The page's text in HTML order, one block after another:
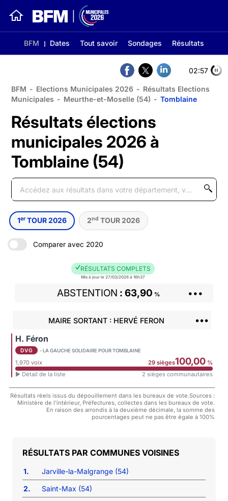
BFM Dates Tout savoir Sondages Résultats
02:56
BFM - Elections Municipales 2026 - Résultats Elections
Municipales - Meurthe-et-Moselle (54) - Tomblaine
Résultats élections
municipales 2026 à
Tomblaine (54)
1er TOUR 2026 2nd TOUR 2026
Comparer avec 2020
RÉSULTATS COMPLETS
Mis à jour le 27/03/2026 à 16h37
ABSTENTION 63,90 % •••
MAIRE SORTANT : HERVÉ FERON •••
H. Féron
DVG - LA GAUCHE SOLIDAIRE POUR TOMBLAINE
1,970 voix 29 sièges100,00%
► Détail de la liste
2 sièges communautaires
Résultats réels issus du dépouillement dans les bureaux de vote.Sources :
Ministère de l'intérieur, Préfectures, collectes dans les bureaux de vote.
En raison des arrondis à la deuxième décimale, la somme des
pourcentages peut ne pas être égale à 100%
COMMUNES VOISINES
1.
Jarville-la-Malgrange (54)
2.
Saint-Max (54)